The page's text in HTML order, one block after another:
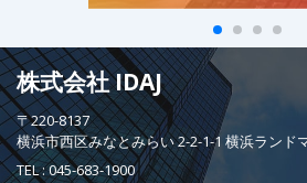
株式会社 IDAJ
〒220-8137
横浜市西区みなとみらい 2-2-1-1 横浜ランド
TEL :045-683-1900